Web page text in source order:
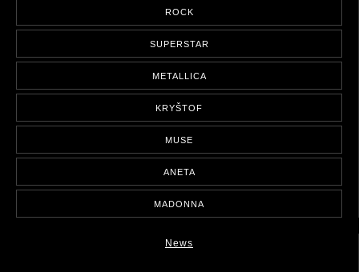
ROCK
SUPERSTAR
METALLICA
KRYŠTOF
MUSE
ANETA
MADONNA
News